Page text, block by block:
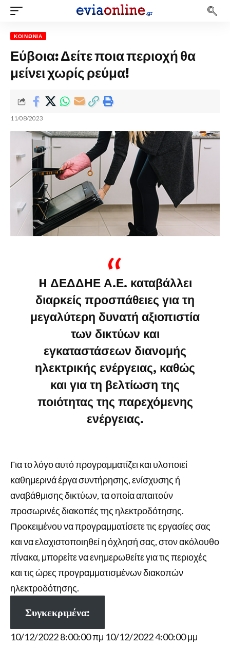
ΚΟΙΝΩΝΊΑ
Εύβοια: Δείτε ποια περιοχή θα
μείνει χωρίς ρεύμα!
11/08/2023
H ΔΕΔΔΗΕ Α.Ε. καταβάλλει
διαρκείς προσπάθειες για τη
μεγαλύτερη δυνατή αξιοπιστία
των δικτύων και
εγκαταστάσεων διανομής
ηλεκτρικής ενέργειας, καθώς
και για τη βελτίωση της
ποιότητας της παρεχόμενης
ενέργειας.
Για το λόγο αυτό προγραμματίζει και υλοποιεί
καθημερινά έργα συντήρησης, ενίσχυσης ή
αναβάθμισης δικτύων, τα οποία απαιτούν
προσωρινές διακοπές της ηλεκτροδότησης.
Προκειμένου να προγραμματίσετε τις εργασίες σας
και να ελαχιστοποιηθεί η όχλησή σας, στον ακόλουθο
πίνακα, μπορείτε να ενημερωθείτε για τις περιοχές
και τις ώρες προγραμματισμένων διακοπών
ηλεκτροδότησης.
Συγκεκριμένα:
10/12/2022 8:00:00 πμ 10/12/2022 4:00:00 μμ